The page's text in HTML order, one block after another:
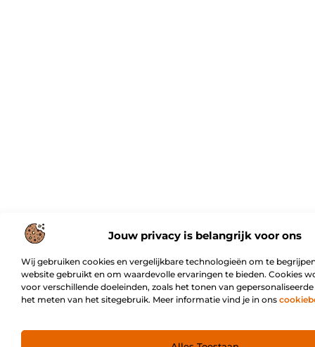
Jouw privacy is belangrijk voor ons
Wij gebruiken cookies en vergelijkbare technologieën om te
website gebruikt en om waardevolle ervaringen te bieden. Cookies
voor verschillende doeleinden, zoals het tonen van
het meten van het sitegebruik. Meer informatie vind je in ons